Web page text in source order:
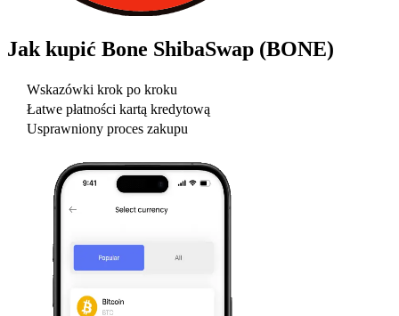
Jak kupić Bone ShibaSwap (BONE)
Wskazówki krok po kroku
Łatwe płatności kartą kredytową
Usprawniony proces zakupu